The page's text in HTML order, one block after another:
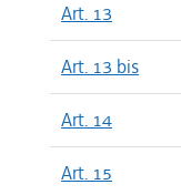
Art. 13
Art. 13 bis
Art. 14
Art. 15